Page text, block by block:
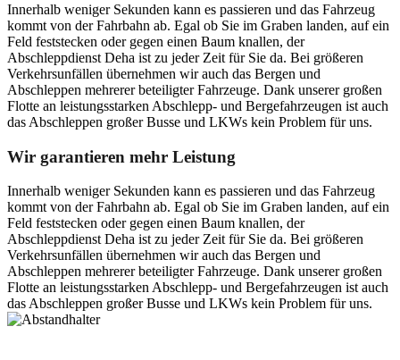
Innerhalb weniger Sekunden kann es passieren und das Fahrzeug
kommt von der Fahrbahn ab. Egal ob Sie im Graben landen, auf ein
Feld feststecken oder gegen einen Baum knallen, der
Abschleppdienst Deha ist zu jeder Zeit für Sie da. Bei größeren
Verkehrsunfällen übernehmen wir auch das Bergen und
Abschleppen mehrerer beteiligter Fahrzeuge. Dank unserer großen
Flotte an leistungsstarken Abschlepp- und Bergefahrzeugen ist auch
das Abschleppen großer Busse und LKWs kein Problem für uns.
Wir garantieren mehr Leistung
Innerhalb weniger Sekunden kann es passieren und das Fahrzeug
kommt von der Fahrbahn ab. Egal ob Sie im Graben landen, auf ein
Feld feststecken oder gegen einen Baum knallen, der
Abschleppdienst Deha ist zu jeder Zeit für Sie da. Bei größeren
Verkehrsunfällen übernehmen wir auch das Bergen und
Abschleppen mehrerer beteiligter Fahrzeuge. Dank unserer großen
Flotte an leistungsstarken Abschlepp- und Bergefahrzeugen ist auch
das Abschleppen großer Busse und LKWs kein Problem für uns.